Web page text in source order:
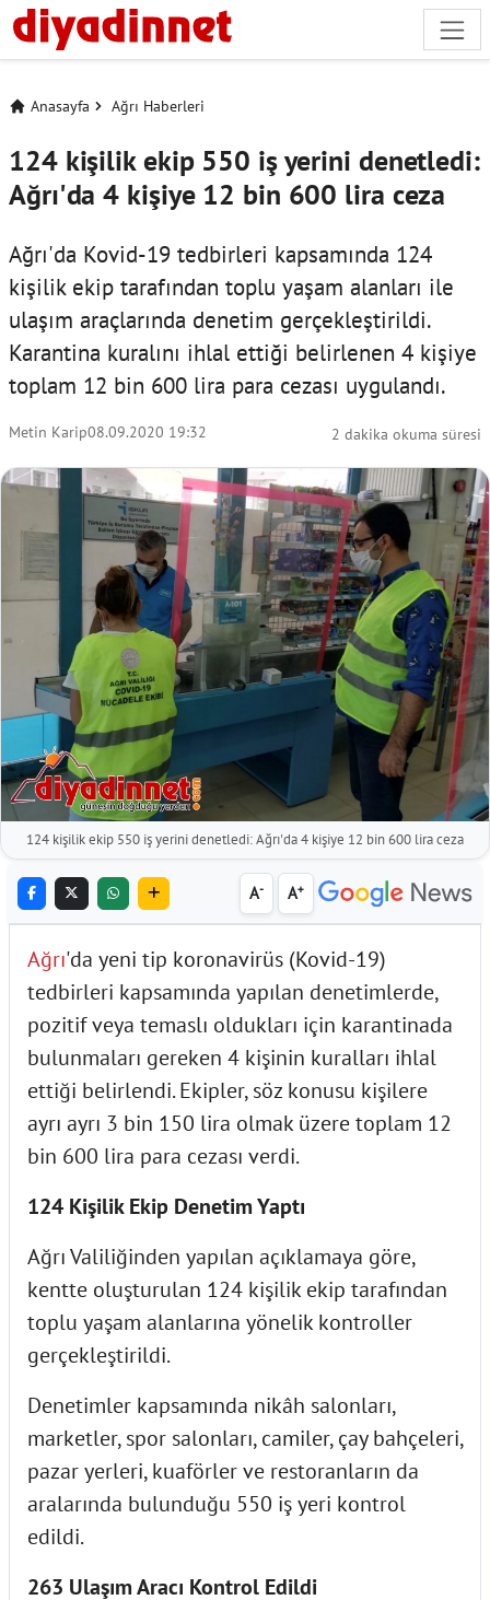
Anasayfa Ağrı Haberleri
124 kişilik ekip 550 iş yerini denetledi:
Ağrı'da 4 kişiye 12 bin 600 lira ceza
Ağrı'da Kovid-19 tedbirleri kapsamında 124
kişilik ekip tarafından toplu yaşam alanları ile
ulaşım araçlarında denetim gerçekleştirildi.
Karantina kuralını ihlal ettiği belirlenen 4 kişiye
toplam 12 bin 600 lira para cezası uygulandı.
Metin Karip08.09.2020 19:32 2 dakika okuma süresi
124 kişilik ekip 550 iş yerini denetledi: Ağrı'da 4 kişiye 12 bin 600 lira ceza
A- A+
Ağrı'da yeni tip koronavirüs (Kovid-19)
tedbirleri kapsamında yapılan denetimlerde,
pozitif veya temaslı oldukları için karantinada
bulunmaları gereken 4 kişinin kuralları ihlal
ettiği belirlendi. Ekipler, söz konusu kişilere
ayrı ayrı 3 bin 150 lira olmak üzere toplam 12
bin 600 lira para cezası verdi.
124 Kişilik Ekip Denetim Yaptı
Ağrı Valiliğinden yapılan açıklamaya göre,
kentte oluşturulan 124 kişilik ekip tarafından
toplu yaşam alanlarına yönelik kontroller
gerçekleştirildi.
Denetimler kapsamında nikâh salonları,
marketler, spor salonları, camiler, çay bahçeleri,
pazar yerleri, kuaförler ve restoranların da
aralarında bulunduğu 550 iş yeri kontrol
edildi.
263 Ulaşım Aracı Kontrol Edildi